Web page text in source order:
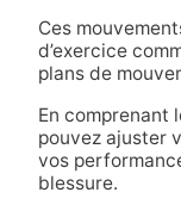
Ces
d’exercice
plans de
En comprenant
pouvez ajuster
vos
blessure.